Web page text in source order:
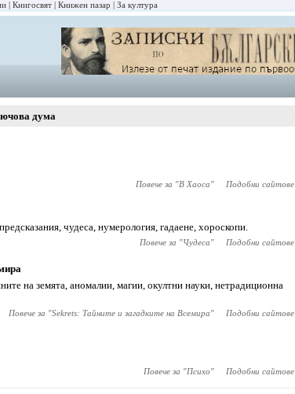
Книгосвят Книжен пазар За култура
дума
Повече за "В Хаоса" Подобни сайтове
чудеса, нумерология, гадаене, хороскопи.
Повече за "Чудеса" Подобни сайтове
на земята, аномалии, магии, окултни науки, нетрадиционна
Повече за "Sekrets: Тайните и загадките на Всемира" Подобни сайтове
Повече за "Психо" Подобни сайтове